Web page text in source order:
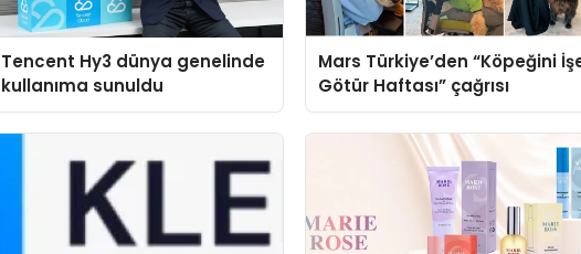
Tencent Hy3 dünya genelinde
kullanıma sunuldu
Mars Türkiye’den “Köpeğini
Götür Haftası” çağrısı